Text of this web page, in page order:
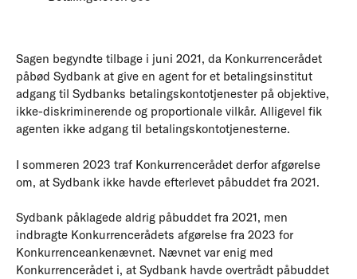
Sagen begyndte tilbage i juni 2021, da Konkurrencerådet
påbød Sydbank at give en agent for et betalingsinstitut
adgang til Sydbanks betalingskontotjenester på objektive,
ikke-diskriminerende og proportionale vilkår. Alligevel fik
agenten ikke adgang til betalingskontotjenesterne.
I sommeren 2023 traf Konkurrencerådet derfor afgørelse
om, at Sydbank ikke havde efterlevet påbuddet fra 2021.
Sydbank påklagede aldrig påbuddet fra 2021, men
indbragte Konkurrencerådets afgørelse fra 2023 for
Konkurrenceankenævnet. Nævnet var enig med
Konkurrencerådet i, at Sydbank havde overtrådt påbuddet